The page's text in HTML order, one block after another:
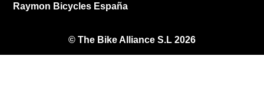
Raymon Bicycles España
© The Bike Alliance S.L 2026